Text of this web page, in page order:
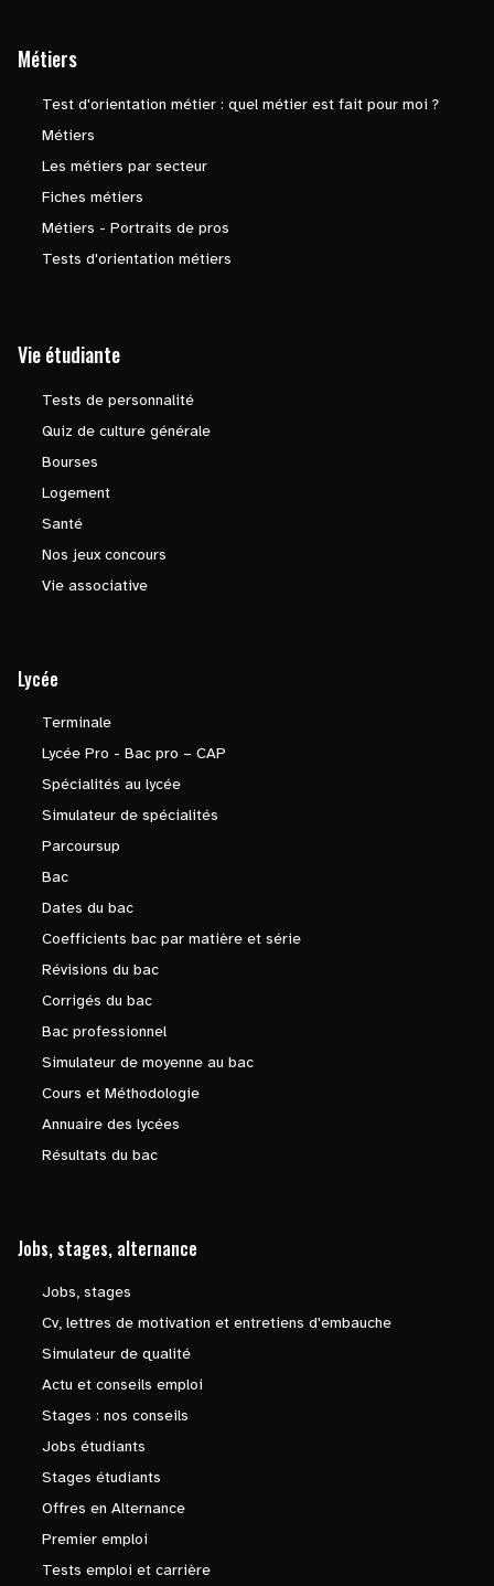
Métiers
Test d'orientation métier : quel métier est fait pour moi ?
Métiers
Les métiers par secteur
Fiches métiers
Métiers - Portraits de pros
Tests d'orientation métiers
Vie étudiante
Tests de personnalité
Quiz de culture générale
Bourses
Logement
Santé
Nos jeux concours
Vie associative
Lycée
Terminale
Lycée Pro - Bac pro – CAP
Spécialités au lycée
Simulateur de spécialités
Parcoursup
Bac
Dates du bac
Coefficients bac par matière et série
Révisions du bac
Corrigés du bac
Bac professionnel
Simulateur de moyenne au bac
Cours et Méthodologie
Annuaire des lycées
Résultats du bac
Jobs, stages, alternance
Jobs, stages
Cv, lettres de motivation et entretiens d'embauche
Simulateur de qualité
Actu et conseils emploi
Stages : nos conseils
Jobs étudiants
Stages étudiants
Offres en Alternance
Premier emploi
Tests emploi et carrière